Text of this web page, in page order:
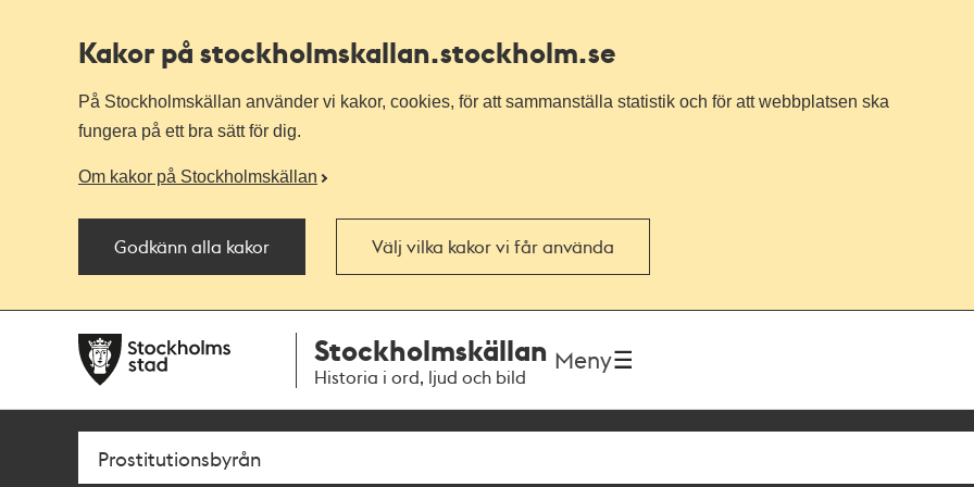
Kakor på stockholmskallan.stockholm.se
På Stockholmskällan använder vi kakor, cookies, för att sammanställa statistik och för att webbplatsen ska
fungera på ett bra sätt för dig.
Om kakor på Stockholmskällan
Godkänn alla kakor Välj vilka kakor vi får använda
navigationen
huvudinnehållet
Stockholmskällan
Historia i ord, ljud och bild
Meny
Sök